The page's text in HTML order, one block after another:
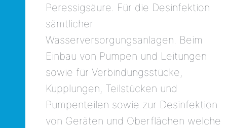
Peressigsäure. Für die Desinfektion
sämtlicher
Wasserversorgungsanlagen. Beim
Einbau von Pumpen und Leitungen
sowie für Verbindungsstücke,
Kupplungen, Teilstücken und
Pumpenteilen sowie zur Desinfektion
von Geräten und Oberflächen welche